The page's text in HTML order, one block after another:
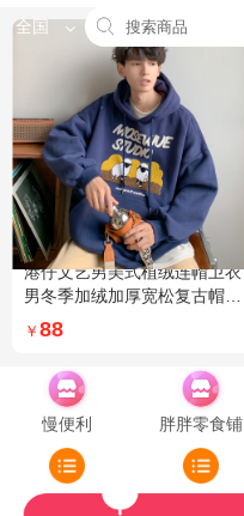
全国
港仔文艺男美式植绒连帽卫衣
男冬季加绒加厚宽松复古帽衫
外套 XXL 加绒 5XL 灰色加绒
￥ 88
慢便利 胖胖零食铺